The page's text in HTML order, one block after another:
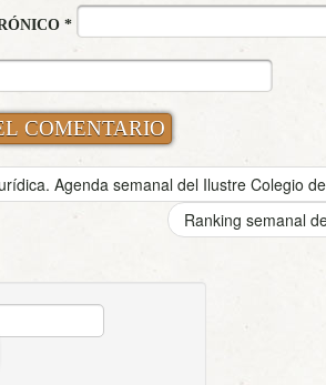
*
Agenda semanal del Ilustre Colegio
Ranking semanal